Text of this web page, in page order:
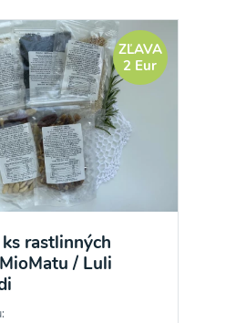
ZĽAVA
2 Eur
rastlinných
/ Luli
a akcií
na Newsletter súhlasím so
údajov pre účely
a potvrdzujem, že som si
o Ochrane osobných
nimi.